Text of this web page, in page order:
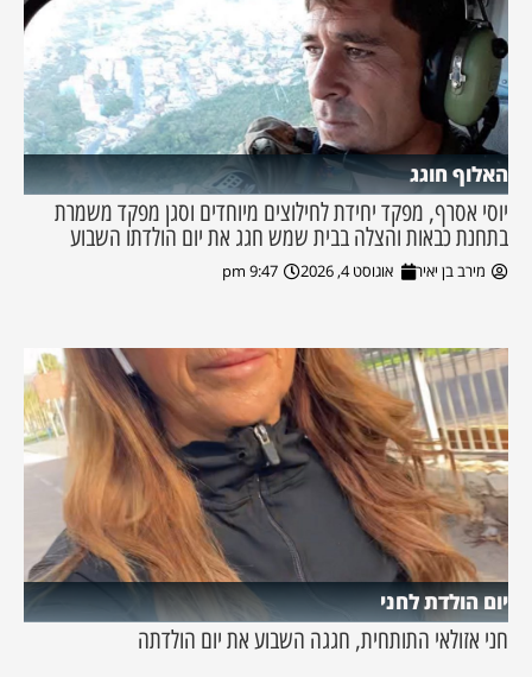
האלוף חוגג
יוסי אסרף, מפקד יחידת לחילוצים מיוחדים וסגן מפקד משמרת
בתחנת כבאות והצלה בבית שמש חגג את יום הולדתו השבוע
מירב בן יאיר אוגוסט 4, 2026 9:47 pm
יום הולדת לחני
חני אזולאי התותחית, חגגה השבוע את יום הולדתה